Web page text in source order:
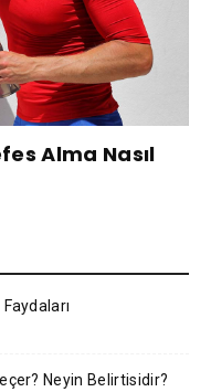
Alma Nasıl
Neyin Belirtisidir?